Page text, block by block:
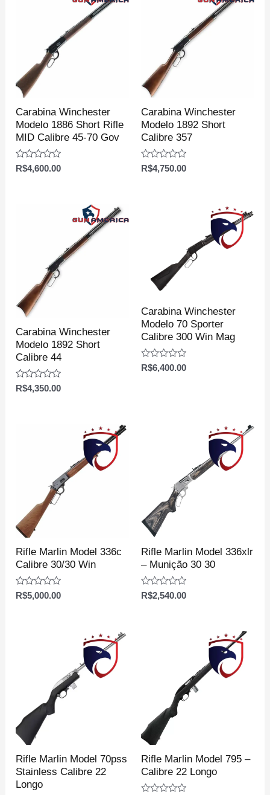
Carabina Winchester
Modelo 1886 Short Rifle
MID Calibre 45-70 Gov
Avaliação
R$4,600.00
Carabina Winchester
Modelo 1892 Short
Calibre 357
Avaliação
R$4,750.00
Carabina Winchester
Modelo 1892 Short
Calibre 44
Avaliação
0
R$4,350.00
Carabina Winchester
Modelo 70 Sporter
Calibre 300 Win Mag
Avaliação
0
R$6,400.00
Rifle Marlin Model 336c
Calibre 30/30 Win
Avaliação
0
R$5,000.00
Rifle Marlin Model 336xlr
– Munição 30 30
Avaliação
0
R$2,540.00
Rifle Marlin Model 70pss
Stainless Calibre 22
Longo
Rifle Marlin Model 795 –
Calibre 22 Longo